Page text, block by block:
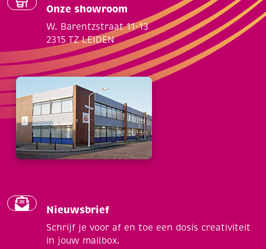
Onze showroom
W. Barentzstraat 11-13
2315 TZ LEIDEN
Nieuwsbrief
Schrijf je voor af en toe een dosis creativiteit
in jouw mailbox.